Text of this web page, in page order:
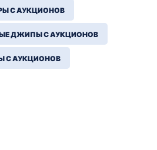
С АУКЦИОНОВ
ДЖИПЫ С АУКЦИОНОВ
С АУКЦИОНОВ